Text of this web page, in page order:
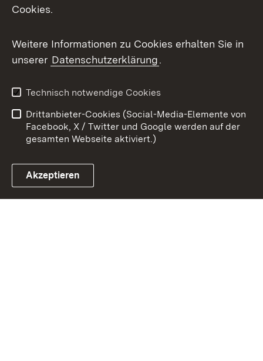
Youtube
Link zum Landesportal
Kontakt
Datenschutz
Barrierefreiheit
Impressum
Cookies
Cookies.
Weitere Informationen zu Cookies erhalten Sie in
unserer Datenschutzerklärung.
Technisch notwendige Cookies
Drittanbieter-Cookies (Social-Media-Elemente von
Facebook, X / Twitter und Google werden auf der
gesamten Webseite aktiviert.)
Akzeptieren